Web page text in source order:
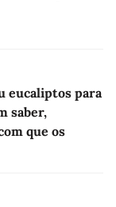
eucaliptos para
saber,
que os